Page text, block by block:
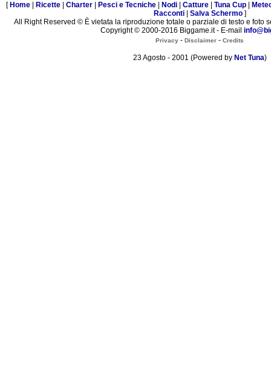
[ Home Ricette Charter Pesci e Tecniche Nodi Catture Tuna Cup
Racconti| Salva Schermo]
All Right Reserved © È vietata la riproduzione totale o parziale di testo e foto
Copyright © 2000-2016 Biggame.it - E-mail
Privacy - Disclaimer - Credits
23 Agosto - 2001 (Powered by Net Tuna)